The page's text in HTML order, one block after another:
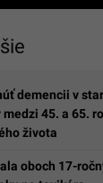
demencii v
45. a 65.
života
oboch 17-